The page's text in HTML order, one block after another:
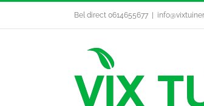
inhoud
Bel direct 0614655677